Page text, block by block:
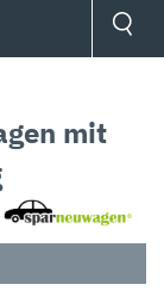
mit